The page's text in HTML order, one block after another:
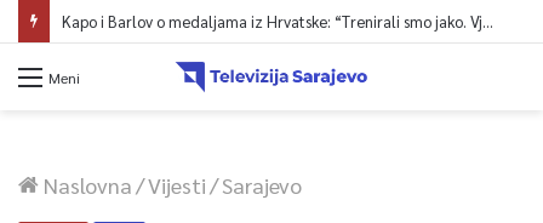
Kapo i Barlov o medaljama iz Hrvatske: “Trenirali smo jako. Vjerovali smo”
Meni
Naslovna/Vijesti/Sarajevo